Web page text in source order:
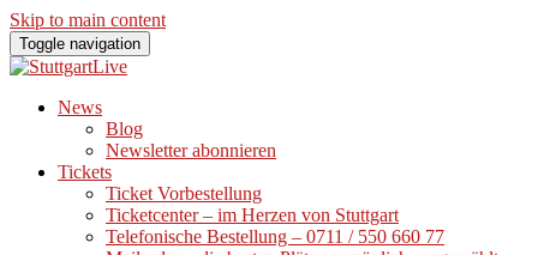
Skip to main content
Toggle navigation
News
Blog
Newsletter abonnieren
Tickets
Ticket Vorbestellung
Ticketcenter – im Herzen von Stuttgart
Telefonische Bestellung – 0711 / 550 660 77